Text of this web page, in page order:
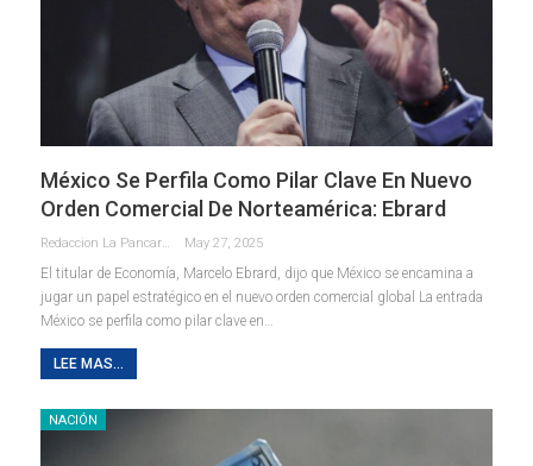
México Se Perfila Como Pilar Clave En Nuevo
Orden Comercial De Norteamérica: Ebrard
Redaccion La Pancarta De Quintana Roo May 27, 2025
El titular de Economía, Marcelo Ebrard, dijo que México se encamina a
jugar un papel estratégico en el nuevo orden comercial global La entrada
México se perfila como pilar clave en…
LEE MAS...
NACIÓN